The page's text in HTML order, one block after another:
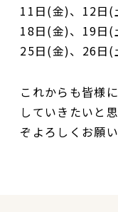
11日(金)、12日
18日(金)、19日
25日(金)、26日
これからも皆様
していきたいと
ぞよろしくお願い